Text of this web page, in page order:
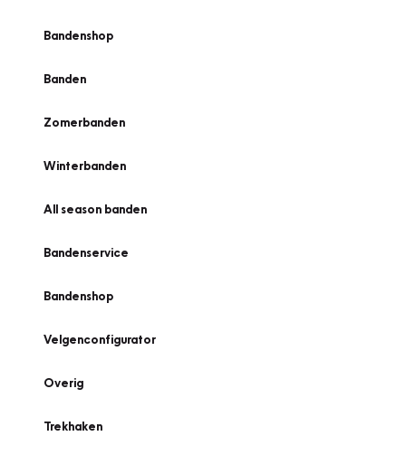
Bandenshop
Banden
Zomerbanden
Winterbanden
All season banden
Bandenservice
Bandenshop
Velgenconfigurator
Overig
Trekhaken